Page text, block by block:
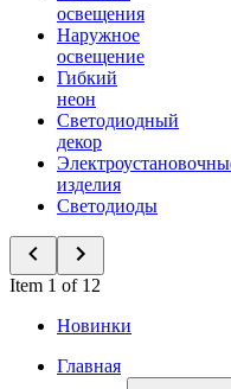
освещения
Наружное
освещение
Гибкий
неон
Светодиодный
декор
изделия
Светодиоды
Item 1 of 12
Новинки
Главная